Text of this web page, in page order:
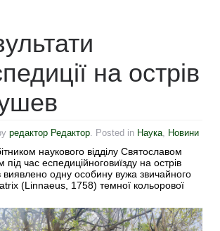
на острів
редактор Редактор. Posted in Наука, Новини
наукового відділу Святославом
під час еспедиційноговиїзду на острів
одну особину вужа звичайного
(Linnaeus, 1758) темної кольорової